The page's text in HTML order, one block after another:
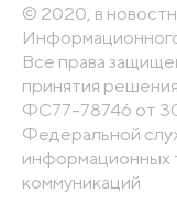
© 2020, в
Все права
принятия
ФС77-78746 от
Федеральной
информационных
коммуникаций